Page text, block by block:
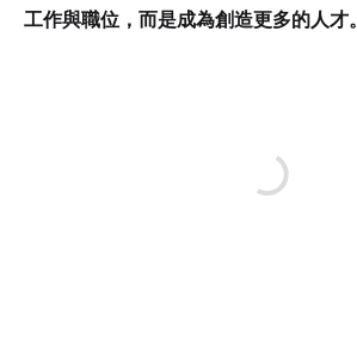
工作與職位，而是成為創造更多的人才。